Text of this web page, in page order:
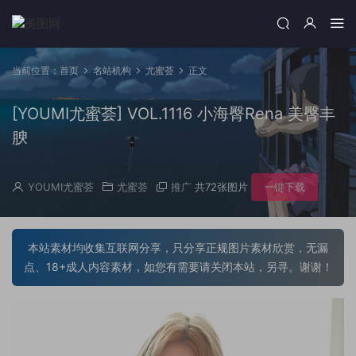
当前位置： 首页 名站机构 尤蜜荟 正文
[YOUMI尤蜜荟] VOL.1116 小海臀Rena 美臀丰
腴
YOUMI尤蜜荟 尤蜜荟 推广 共72张图片 一键下载
本站素材均收集互联网分享，只分享正规图片素材欣赏，无漏
点、18+成人内容素材，如您有需要请关闭本站，另寻。谢谢！